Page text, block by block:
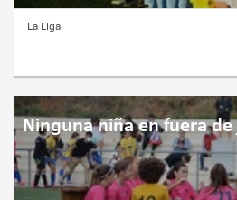
La Liga
Ninguna niña en fuera